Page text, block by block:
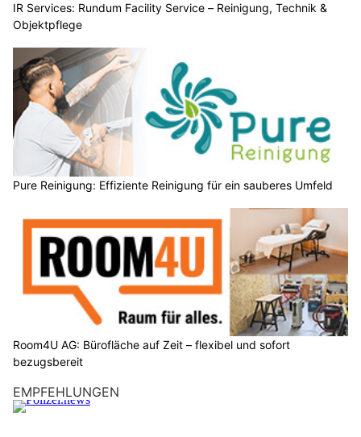
IR Services: Rundum Facility Service – Reinigung, Technik &
Objektpflege
Pure Reinigung: Effiziente Reinigung für ein sauberes Umfeld
Room4U AG: Bürofläche auf Zeit – flexibel und sofort
bezugsbereit
EMPFEHLUNGEN